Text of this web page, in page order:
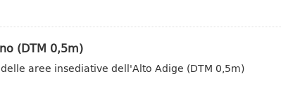
(DTM 0,5m)
aree insediative dell'Alto Adige (DTM 0,5m)